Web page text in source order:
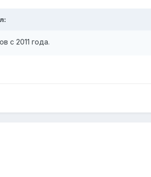
с 2011 года.